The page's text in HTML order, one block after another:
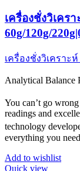
เครื่องชั่งวิเคร
60g/120g/
เครื่องชั่งวิเคราะห์
Analytical Balance
You can’t go
readings and
technology
everything you
Add to wishlist
Quick view